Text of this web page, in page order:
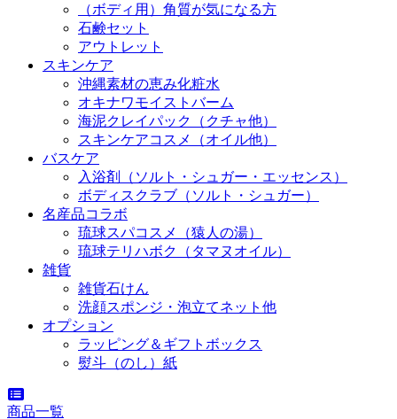
（ボディ用）角質が気になる方
石鹸セット
アウトレット
スキンケア
沖縄素材の恵み化粧水
オキナワモイストバーム
海泥クレイパック（クチャ他）
スキンケアコスメ（オイル他）
バスケア
入浴剤（ソルト・シュガー・エッセンス）
ボディスクラブ（ソルト・シュガー）
名産品コラボ
琉球スパコスメ（猿人の湯）
琉球テリハボク（タマヌオイル）
雑貨
雑貨石けん
洗顔スポンジ・泡立てネット他
オプション
ラッピング＆ギフトボックス
熨斗（のし）紙
商品一覧